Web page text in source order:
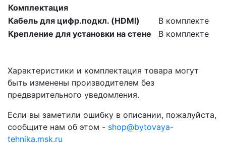
Комплектация
Кабель для цифр.подкл. (HDMI)
В комплекте
Крепление для установки на стене
В комплекте
Характеристики и комплектация товара могут
быть изменены производителем без
предварительного уведомления.
Если вы заметили ошибку в описании, пожалуйста,
сообщите нам об этом - shop@bytovaya-
tehnika.msk.ru